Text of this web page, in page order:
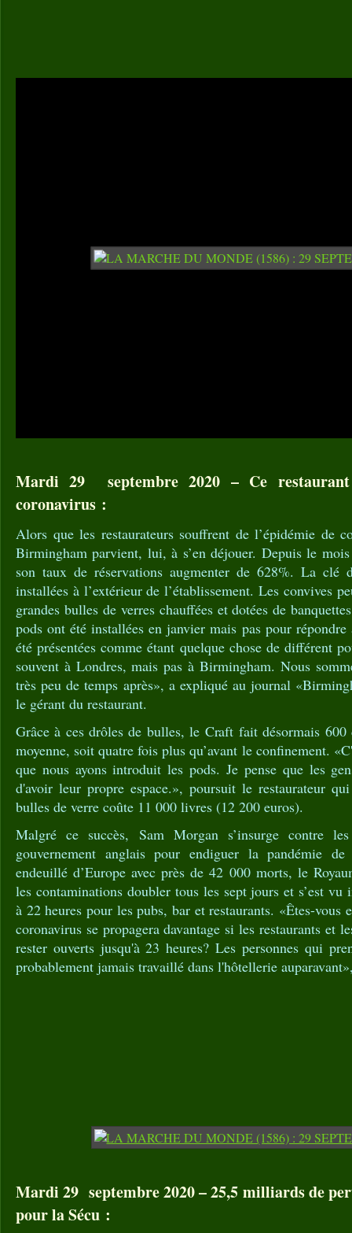
Mardi 29 septembre 2020 – Ce
coronavirus :
Alors que les restaurateurs souffrent de l’épidémie de
Birmingham parvient, lui, à s’en déjouer. Depuis le
son taux de réservations augmenter de 628%. La clé
installées à l’extérieur de l’établissement. Les convives
grandes bulles de verres chauffées et dotées de
pods ont été installées en janvier mais pas pour
été présentées comme étant quelque chose de différent
souvent à Londres, mais pas à Birmingham. Nous
très peu de temps après», a expliqué au journal
le gérant du restaurant.
Grâce à ces drôles de bulles, le Craft fait désormais 600
moyenne, soit quatre fois plus qu’avant le confinement.
que nous ayons introduit les pods. Je pense que les
d'avoir leur propre espace.», poursuit le restaurateur
bulles de verre coûte 11 000 livres (12 200 euros).
Malgré ce succès, Sam Morgan s’insurge contre
gouvernement anglais pour endiguer la pandémie
endeuillé d’Europe avec près de 42 000 morts, le
les contaminations doubler tous les sept jours et s’est vu
à 22 heures pour les pubs, bar et restaurants. «Êtes-vous
coronavirus se propagera davantage si les restaurants et
rester ouverts jusqu'à 23 heures? Les personnes qui
probablement jamais travaillé dans l'hôtellerie
Mardi 29 septembre 2020 – 25,5 milliards de
pour la Sécu :